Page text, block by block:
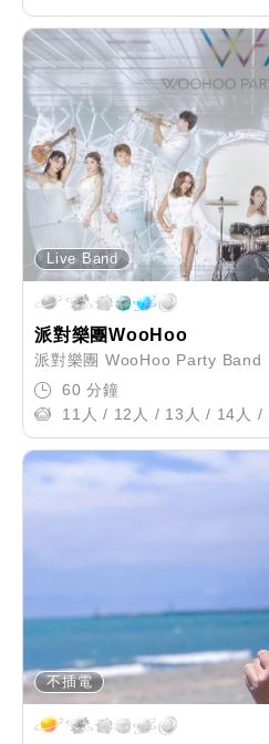
Live Band
派對樂團WooHoo
派對樂團 WooHoo Party Band
60 分鐘
11人 / 12人 / 13人 / 14人 /
不插電